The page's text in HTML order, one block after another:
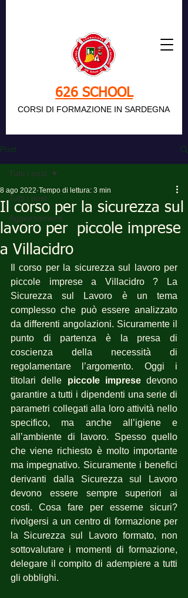
626 SCHOOL
CORSI DI FORMAZIONE IN SARDEGNA
Post
Tutti i post
Aggiornamenti
Tutti i post
Il corso per la sicurezza sul
lavoro per piccole imprese
a Villacidro
8 ago 2022 Tempo di lettura: 3 min
Il corso per la sicurezza sul lavoro per
piccole imprese a Villacidro ? La
Sicurezza sul Lavoro è un tema
complesso che può essere analizzato
da differenti angolazioni. Sicuramente il
punto di partenza è la presa di
coscienza della necessità di
regolamentare l’argomento. Oggi i
titolari delle piccole imprese devono
garantire a tutti i dipendenti una serie di
parametri collegati alla loro attività nello
specifico, ma anche all’igiene e
all’ambiente di lavoro. Spesso quello
che viene richiesto è molto importante
ma impegnativo. Sicuramente i benefici
derivanti dalla Sicurezza sul Lavoro
devono essere sempre superiori ai
costi. Cosa fare per esserne sicuri?
rivolgersi a un centro di formazione per
la Sicurezza sul Lavoro formato, non
sottovalutare i momenti di formazione,
delegare il compito di adempiere a tutti
gli obblighi.